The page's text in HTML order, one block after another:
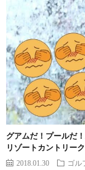
グアムだ！プールだ
リゾートカントリー
2018.01.30 ゴル